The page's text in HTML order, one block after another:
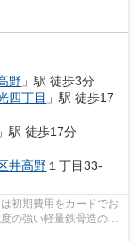
野 」駅 徒歩3分
四丁目 」駅 徒歩17
」駅 徒歩17分
井高野 １丁目33-
初期費用をカードでお
の強い軽量鉄骨造の物